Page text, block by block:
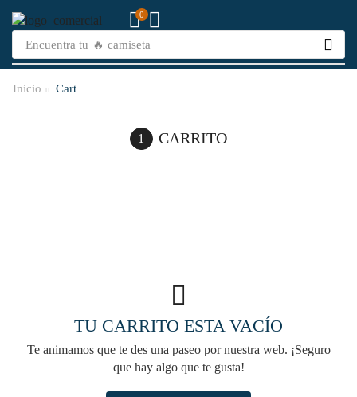
0
Encuentra tu 🔥 camiseta
Inicio Cart
CARRITO
TU CARRITO ESTA VACÍO
Te animamos que te des una paseo por nuestra web. ¡Seguro
que hay algo que te gusta!